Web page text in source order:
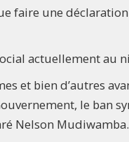
faire une
actuellement au
et bien d’autres
le ban
Nelson Mudiwamba.